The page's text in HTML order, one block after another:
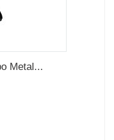
Metal...